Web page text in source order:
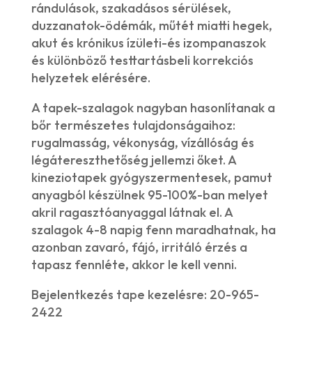
rándulások, szakadásos sérülések,
duzzanatok-ödémák, műtét miatti hegek,
akut és krónikus ízületi-és izompanaszok
és különböző testtartásbeli korrekciós
helyzetek elérésére.
A tapek-szalagok nagyban hasonlítanak a
bőr természetes tulajdonságaihoz:
rugalmasság, vékonyság, vízállóság és
légátereszthetőség jellemzi őket. A
kineziotapek gyógyszermentesek, pamut
anyagból készülnek 95-100%-ban melyet
akril ragasztóanyaggal látnak el. A
szalagok 4-8 napig fenn maradhatnak, ha
azonban zavaró, fájó, irritáló érzés a
tapasz fennléte, akkor le kell venni.
Bejelentkezés tape kezelésre: 20-965-
2422